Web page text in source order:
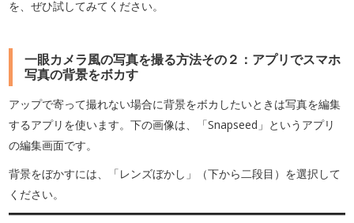
を、ぜひ試してみてください。
一眼カメラ風の写真を撮る方法その２：アプリでスマホ
写真の背景をボカす
アップで寄って撮れない場合に背景をボカしたいときは写真を編集
するアプリを使います。下の画像は、「Snapseed」というアプリ
の編集画面です。
背景をぼかすには、「レンズぼかし」（下から二段目）を選択して
ください。